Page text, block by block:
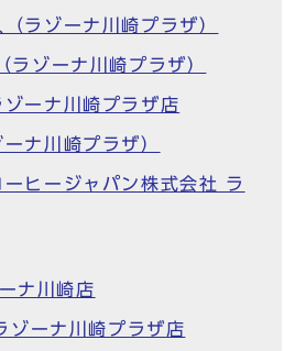
ラゾーナ川崎プラザ）
ラゾーナ川崎プラザ）
ーナ川崎プラザ店
ナ川崎プラザ）
ヒージャパン株式会社 ラ
ナ川崎店
ーナ川崎プラザ店